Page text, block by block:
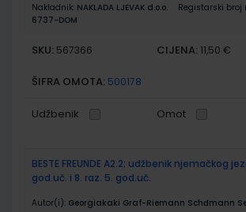
Nakladnik: NAKLADA LJEVAK d.o.o.
Registarski
6737-DOM
SKU: 567366 CIJENA: 11,50 €
ŠIFRA OMOTA: 500178
Udžbenik Omot
BESTE FREUNDE A2.2; udžbenik njemačkog
god.uč. i 8. raz. 5. god.uč.
Autor(i): Georgiakaki Graf-Riemann Schđmann